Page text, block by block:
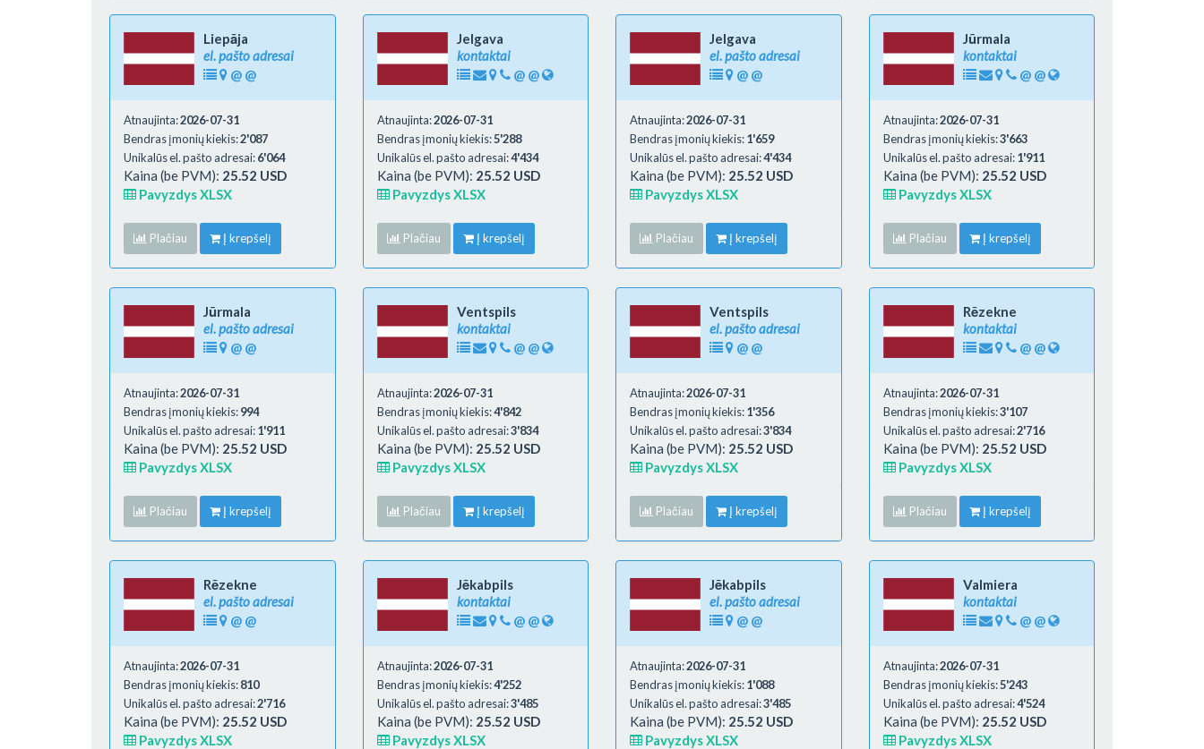
Liepāja
el. pašto adresai
@ @
Atnaujinta:2026-07-31
Bendras įmonių kiekis:2'087
Unikalūs el. pašto adresai:6'064
Kaina (be PVM): 25.52 USD
Pavyzdys XLSX
Plačiau Į krepšelį
Jelgava
kontaktai
@ @
Atnaujinta:2026-07-31
Bendras įmonių kiekis:5'288
Unikalūs el. pašto adresai:4'434
Kaina (be PVM): 25.52 USD
Pavyzdys XLSX
Plačiau Į krepšelį
Jelgava
el. pašto adresai
@ @
Atnaujinta:2026-07-31
Bendras įmonių kiekis:1'659
Unikalūs el. pašto adresai:4'434
Kaina (be PVM): 25.52 USD
Pavyzdys XLSX
Plačiau Į krepšelį
Jūrmala
kontaktai
@ @
Atnaujinta:2026-07-31
Bendras įmonių kiekis:3'663
Unikalūs el. pašto adresai:1'911
Kaina (be PVM): 25.52 USD
Pavyzdys XLSX
Plačiau Į krepšelį
Jūrmala
el. pašto adresai
@ @
Atnaujinta:2026-07-31
Bendras įmonių kiekis:994
Unikalūs el. pašto adresai:1'911
Kaina (be PVM): 25.52 USD
Pavyzdys XLSX
Plačiau Į krepšelį
Ventspils
kontaktai
@ @
Atnaujinta:2026-07-31
Bendras įmonių kiekis:4'842
Unikalūs el. pašto adresai:3'834
Kaina (be PVM): 25.52 USD
Pavyzdys XLSX
Plačiau Į krepšelį
Ventspils
el. pašto adresai
@ @
Atnaujinta:2026-07-31
Bendras įmonių kiekis:1'356
Unikalūs el. pašto adresai:3'834
Kaina (be PVM): 25.52 USD
Pavyzdys XLSX
Plačiau Į krepšelį
Rēzekne
kontaktai
@ @
Atnaujinta:2026-07-31
Bendras įmonių kiekis:3'107
Unikalūs el. pašto adresai:2'716
Kaina (be PVM): 25.52 USD
Pavyzdys XLSX
Plačiau Į krepšelį
Rēzekne
el. pašto adresai
@ @
Atnaujinta:2026-07-31
Bendras įmonių kiekis:810
Unikalūs el. pašto adresai:2'716
Kaina (be PVM): 25.52 USD
Pavyzdys XLSX
Jēkabpils
kontaktai
@ @
Atnaujinta:2026-07-31
Bendras įmonių kiekis:4'252
Unikalūs el. pašto adresai:3'485
Kaina (be PVM): 25.52 USD
Pavyzdys XLSX
Jēkabpils
el. pašto adresai
@ @
Atnaujinta:2026-07-31
Bendras įmonių kiekis:1'088
Unikalūs el. pašto adresai:3'485
Kaina (be PVM): 25.52 USD
Pavyzdys XLSX
Valmiera
kontaktai
@ @
Atnaujinta:2026-07-31
Bendras įmonių kiekis:5'243
Unikalūs el. pašto adresai:4'524
Kaina (be PVM): 25.52 USD
Pavyzdys XLSX